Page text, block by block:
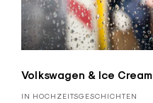
Volkswagen & Ice Cream
IN HOCHZEITSGESCHICHTEN